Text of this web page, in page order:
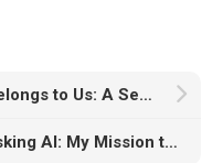
Kashmir Hill著「Your Face Belongs to Us: A Secretive Startup’s Quest to End Privacy as We Know It」
Joy Buolamwini著「Unmasking AI: My Mission to Protect What Is Human in a World of Machines」